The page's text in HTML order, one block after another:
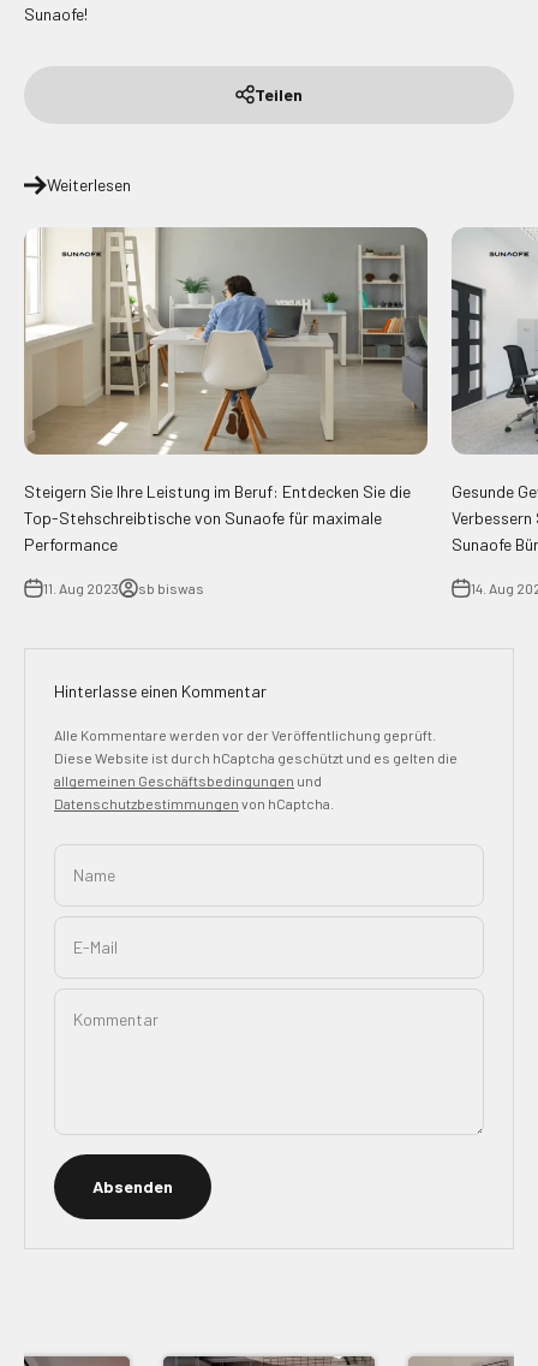
Sunaofe!
Teilen
Weiterlesen
Steigern Sie Ihre Leistung im Beruf: Entdecken Sie die
Top-Stehschreibtische von Sunaofe für maximale
Performance
11. Aug 2023 sb biswas
Gesunde
Sunaofe
14. Aug
Hinterlasse einen Kommentar
Alle Kommentare werden vor der Veröffentlichung geprüft.
Diese Website ist durch hCaptcha geschützt und es gelten die
allgemeinen Geschäftsbedingungen und
Datenschutzbestimmungen von hCaptcha.
Name
E-Mail
Kommentar
Absenden